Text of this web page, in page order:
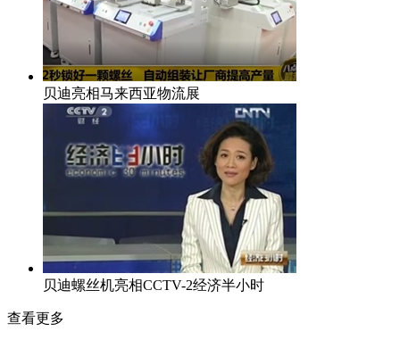
贝迪亮相马来西亚物流展
贝迪螺丝机亮相CCTV-2经济半小时
查看更多